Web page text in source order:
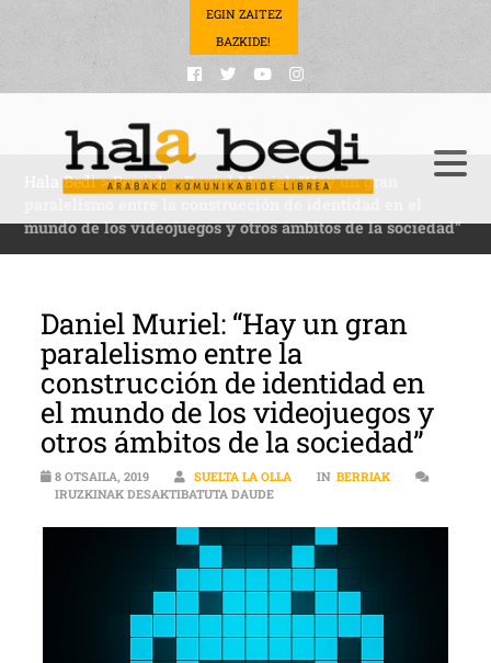
EGIN ZAITEZ
BAZKIDE!
Hala Bedi>Berriak>Daniel Muriel: “Hay un gran
mundo de los videojuegos y otros ámbitos de la sociedad”
Daniel Muriel: “Hay un gran
paralelismo entre la
construcción de identidad en
el mundo de los videojuegos y
otros ámbitos de la sociedad”
8 OTSAILA, 2019 SUELTA LA OLLA IN BERRIAK
IRUZKINAK DESAKTIBATUTA DAUDEDANIEL MURIEL: “HAY UN GRAN